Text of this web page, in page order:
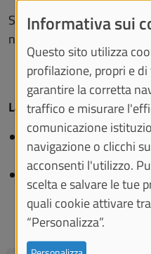
Scopri il programma del
nella
La Comunità MSCA
32MSCA Postdoctoral
Horizon Europe
9MSCA Individual
2020.
Informativa sui
Questo sito utilizza
profilazione, propri e
garantire la corretta
traffico e misurare
comunicazione
navigazione o clicchi
acconsenti l'utilizzo.
scelta e salvare le tue
quali cookie attivare
“Personalizza”.